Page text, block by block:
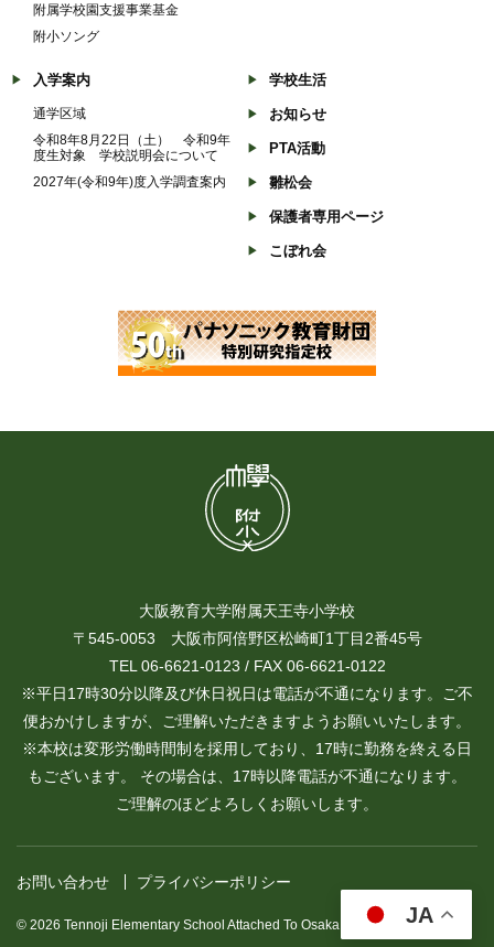
附属学校園支援事業基金
附小ソング
入学案内
通学区域
令和8年8月22日（土） 令和9年
度生対象 学校説明会について
2027年(令和9年)度入学調査案内
学校生活
お知らせ
PTA活動
雛松会
保護者専用ページ
こぼれ会
大阪教育大学附属天王寺小学校
〒545-0053 大阪市阿倍野区松崎町1丁目2番45号
TEL 06-6621-0123 / FAX 06-6621-0122
※平日17時30分以降及び休日祝日は電話が不通になります。ご不
便おかけしますが、ご理解いただきますようお願いいたします。
※本校は変形労働時間制を採用しており、17時に勤務を終える日
もございます。 その場合は、17時以降電話が不通になります。
ご理解のほどよろしくお願いします。
お問い合わせ プライバシーポリシー
© 2026 Tennoji Elementary School Attached To Osaka Kyoiku University.
JA